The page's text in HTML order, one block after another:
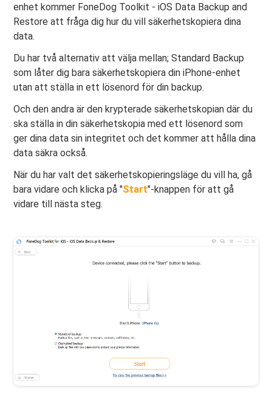
enhet kommer FoneDog Toolkit - iOS Data Backup and
Restore att fråga dig hur du vill säkerhetskopiera dina
data.
Du har två alternativ att välja mellan; Standard Backup
som låter dig bara säkerhetskopiera din iPhone-enhet
utan att ställa in ett lösenord för din backup.
Och den andra är den krypterade säkerhetskopian där du
ska ställa in din säkerhetskopia med ett lösenord som
ger dina data sin integritet och det kommer att hålla dina
data säkra också.
När du har valt det säkerhetskopieringsläge du vill ha, gå
bara vidare och klicka på "Start"-knappen för att gå
vidare till nästa steg.